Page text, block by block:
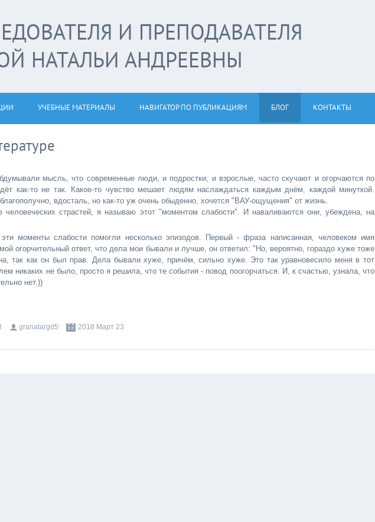
И ПРЕПОДАВАТЕЛЯ
НАТАЛЬИ АНДРЕЕВНЫ
УЧЕБНЫЕ МАТЕРИАЛЫ НАВИГАТОР ПО ПУБЛИКАЦИЯМ БЛОГ КОНТАКТЫ
мысль, что современные люди, и подростки, и взрослые, часто скучают и огорчаются по
как-то не так. Какое-то чувство мешает людям наслаждаться каждым днём, каждой минуткой.
вдосталь, но как-то уж очень обыденно, хочется "ВАУ-ощущения" от жизнь.
человеческих страстей, я называю этот "моментом слабости". И наваливаются они, убеждена, на
моменты слабости помогли несколько эпизодов. Первый - фраза написанная, человеком имя
огорчительный ответ, что дела мои бывали и лучше, он ответил: "Но, вероятно, гораздо хуже тоже
так как он был прав. Дела бывали хуже, причём, сильно хуже. Это так уравновесило меня в тот
никаких не было, просто я решила, что те события - повод поогорчаться. И, к счастью, узнала, что
нет.))
granatargd5 2018 Март 23